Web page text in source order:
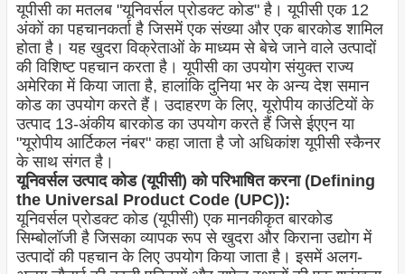
यूपीसी का मतलब "यूनिवर्सल प्रोडक्ट कोड" है। यूपीसी एक 12
अंकों का पहचानकर्ता है जिसमें एक संख्या और एक बारकोड शामिल
होता है। यह खुदरा विक्रेताओं के माध्यम से बेचे जाने वाले उत्पादों
की विशिष्ट पहचान करता है। यूपीसी का उपयोग संयुक्त राज्य
अमेरिका में किया जाता है, हालांकि दुनिया भर के अन्य देश समान
कोड का उपयोग करते हैं। उदाहरण के लिए, यूरोपीय काउंटियों के
उत्पाद 13-अंकीय बारकोड का उपयोग करते हैं जिसे ईएएन या
"यूरोपीय आर्टिकल नंबर" कहा जाता है जो अधिकांश यूपीसी स्कैनर
के साथ संगत है।
यूनिवर्सल उत्पाद कोड (यूपीसी) को परिभाषित करना (Defining
the Universal Product Code (UPC)):
यूनिवर्सल प्रोडक्ट कोड (यूपीसी) एक मानकीकृत बारकोड
सिम्बोलॉजी है जिसका व्यापक रूप से खुदरा और किराना उद्योग में
उत्पादों की पहचान के लिए उपयोग किया जाता है। इसमें अलग-